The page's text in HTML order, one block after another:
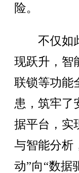
险。
不仅如此
现跃升，智
联锁等功能
患，筑牢了
据平台，实
与智能分析
动”向“数据